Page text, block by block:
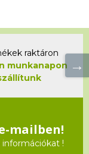
raktáron
munkanapon
mailben!
!